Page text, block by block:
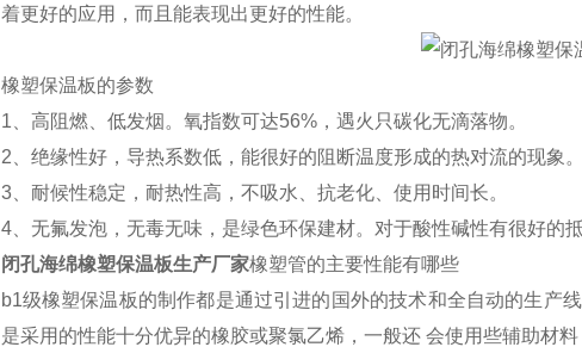
着更好的应用，而且能表现出更好的性能。
橡塑保温板的参数
1、高阻燃、低发烟。氧指数可达56%，遇火只碳化无滴落物。
2、绝缘性好，导热系数低，能很好的阻断温度形成的热对流的现象。
3、耐候性稳定，耐热性高，不吸水、抗老化、使用时间长。
4、无氟发泡，无毒无味，是绿色环保建材。对于酸性碱性有很好的抵
闭孔海绵橡塑保温板生产厂家橡塑管的主要性能有哪些
b1级橡塑保温板的制作都是通过引进的国外的技术和全自动的生产
是采用的性能十分优异的橡胶或聚氯乙烯，一般还 会使用些辅助材